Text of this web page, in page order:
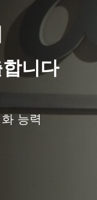
니다
능력